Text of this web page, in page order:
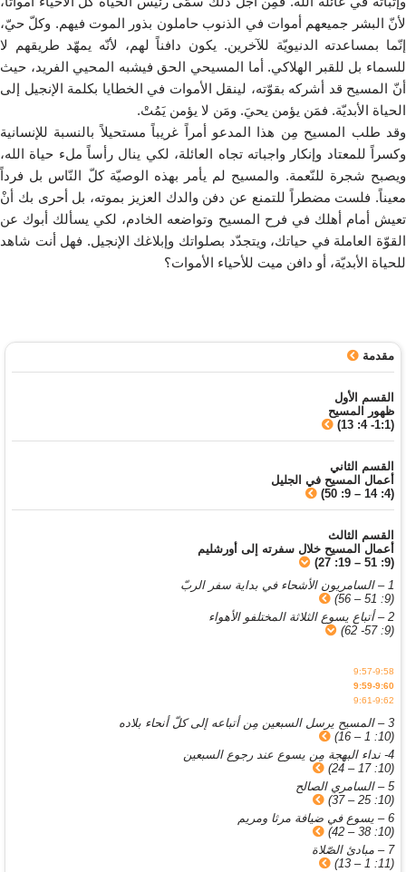
لأنّ البشر جميعهم أموات في الذنوب حاملون بذور الموت فيهم. وكلّ حيّ،
إنّما بمساعدته الدنيويّة للآخرين. يكون دافناً لهم، لأنّه يمهّد طريقهم لا
للسماء بل للقبر الهلاكي. أما المسيحي الحق فيشبه المحيي الفريد، حيث
أنّ المسيح قد أشركه بقوّته، لينقل الأموات في الخطايا بكلمة الإنجيل إلى
الحياة الأبديّة. فمَن يؤمن يحيَ. ومَن لا يؤمن يَمُتْ.
وقد طلب المسيح مِن هذا المدعو أمراً غريباً مستحيلاً بالنسبة للإنسانية
وكسراً للمعتاد وإنكار واجباته تجاه العائلة، لكي ينال رأساً ملء حياة الله،
ويصبح شجرة للنّعمة. والمسيح لم يأمر بهذه الوصيّة كلّ النّاس بل فرداً
معيناً. فلست مضطراً للتمنع عن دفن والدك العزيز بموته، بل أحرى بك أنْ
تعيش أمام أهلك في فرح المسيح وتواضعه الخادم، لكي يسألك أبوك عن
القوّة العاملة في حياتك، ويتجدّد بصلواتك وإبلاغك الإنجيل. فهل أنت شاهد
للحياة الأبديّة، أو دافن ميت للأحياء الأموات؟
مقدمة
القسم الأول
ظهور المسيح
(1:1- 4: 13)
القسم الثاني
أعمال المسيح في الجليل
(4: 14 – 9: 50)
القسم الثالث
أعمال المسيح خلال سفرته إلى أورشليم
(9: 51 – 19: 27)
1 – السامريون الأشحاء في بداية سفر الربّ
(9: 51 – 56)
2 – أتباع يسوع الثلاثة المختلفو الأهواء
(9: 57- 62)
9:57-9:58
9:59-9:60
9:61-9:62
3 – المسيح يرسل السبعين مِن أتباعه إلى كلّ أنحاء بلاده
(10: 1 – 16)
4- نداء البهجة مِن يسوع عند رجوع السبعين
(10: 17 – 24)
5 – السامري الصالح
(10: 25 – 37)
6 – يسوع في ضيافة مرثا ومريم
(10: 38 – 42)
7 – مبادئ الصّلاة
(11: 1 – 13)